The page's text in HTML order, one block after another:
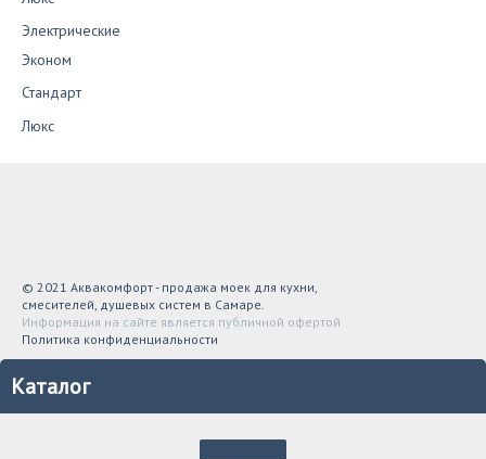
Электрические
Эконом
Стандарт
Люкс
© 2021 Аквакомфорт - продажа моек для кухни,
смесителей, душевых систем в Самаре.
Информация на сайте является публичной офертой
Политика конфиденциальности
Каталог